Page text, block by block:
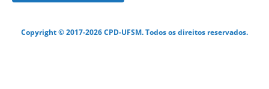
Copyright © 2017-2026 CPD-UFSM. Todos os direitos reservados.